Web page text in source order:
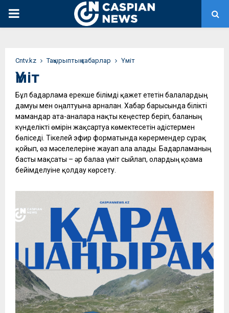
PRIMARY
Сntv.kz Тақырыптық хабарлар Үміт
Үміт
Бұл бағдарлама ерекше білімді қажет ететін балалардың
дамуы мен оңалтуына арналған. Хабар барысында білікті
мамандар ата-аналарға нақты кеңестер беріп, баланың
күнделікті өмірін жақсартуға көмектесетін әдістермен
бөліседі. Тікелей эфир форматында көрермендер сұрақ
қойып, өз мәселелеріне жауап ала алады. Бағдарламаның
басты мақсаты – әр балаға үміт сыйлап, олардың қоғамға
бейімделуіне қолдау көрсету.